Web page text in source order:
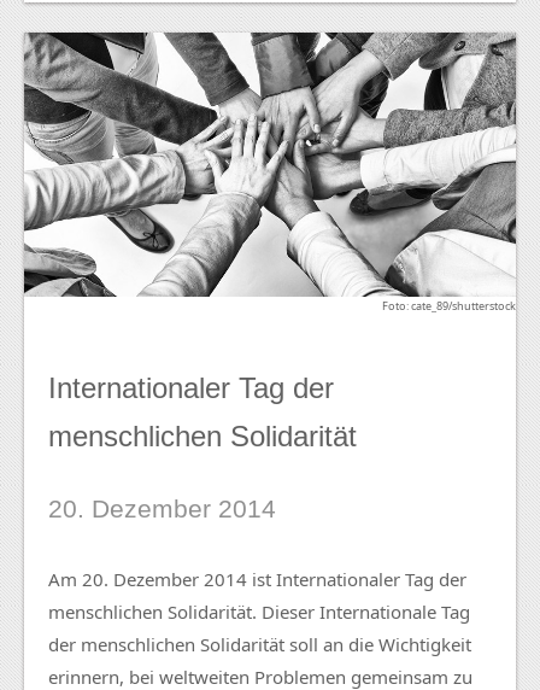
Foto: cate_89/shutterstock
Internationaler Tag der
menschlichen Solidarität
20. Dezember 2014
Am 20. Dezember 2014 ist Internationaler Tag der
menschlichen Solidarität. Dieser Internationale Tag
der menschlichen Solidarität soll an die Wichtigkeit
erinnern, bei weltweiten Problemen gemeinsam zu